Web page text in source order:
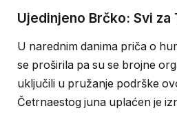
Ujedinjeno Brčko: Svi za
U narednim danima priča o
se proširila pa su se brojne
uključili u pružanje podrške
Četrnaestog juna uplaćen je